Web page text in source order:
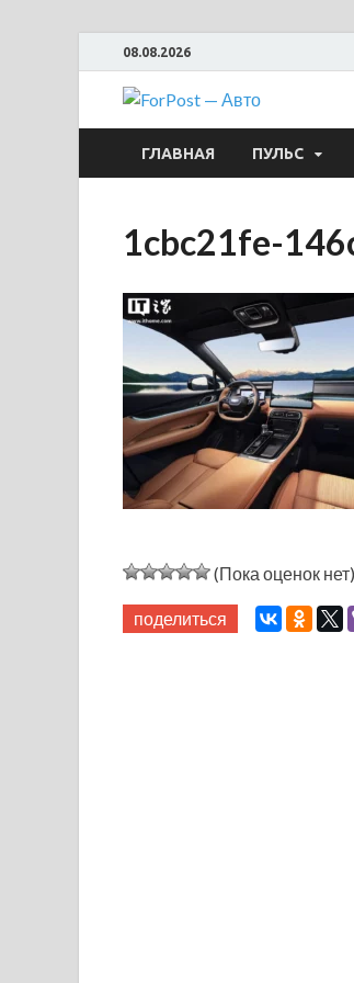
08.08.2026
ГЛАВНАЯ ПУЛЬС
1cbc21fe-
(Пока оценок нет)
поделиться